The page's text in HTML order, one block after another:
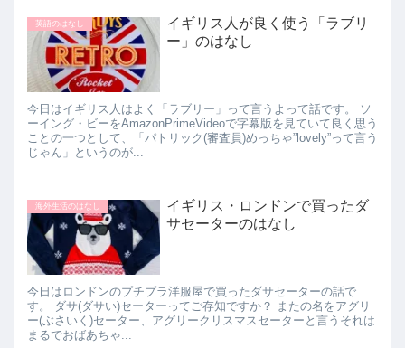
英語のはなし
イギリス人が良く使う「ラブリ
ー」のはなし
今日はイギリス人はよく「ラブリー」って言うよって話です。 ソ
ーイング・ビーをAmazonPrimeVideoで字幕版を見ていて良く思う
ことの一つとして、「パトリック(審査員)めっちゃ”lovely”って言う
じゃん」というのが...
海外生活のはなし
イギリス・ロンドンで買ったダ
サセーターのはなし
今日はロンドンのプチプラ洋服屋で買ったダサセーターの話で
す。 ダサ(ダサい)セーターってご存知ですか？ またの名をアグリ
ー(ぶさいく)セーター、アグリークリスマスセーターと言うそれは
まるでおばあちゃ...